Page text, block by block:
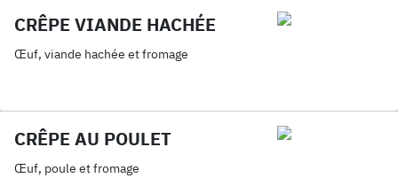
CRÊPE VIANDE HACHÉE
Œuf, viande hachée et fromage
CRÊPE AU POULET
Œuf, poule et fromage